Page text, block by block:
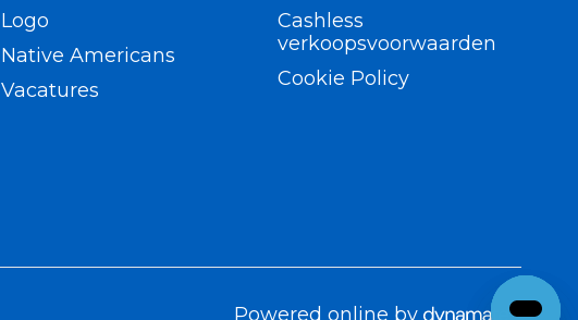
Logo
Native Americans
Vacatures
Cashless
verkoopsvoorwaarden
Cookie Policy
Powered online by